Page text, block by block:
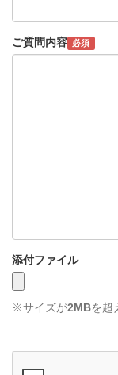
ご質問内容 必須
添付ファイル
※サイズが2MBを超